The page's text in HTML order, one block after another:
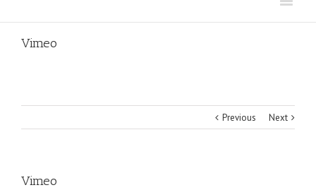
Vimeo
Previous Next
Vimeo